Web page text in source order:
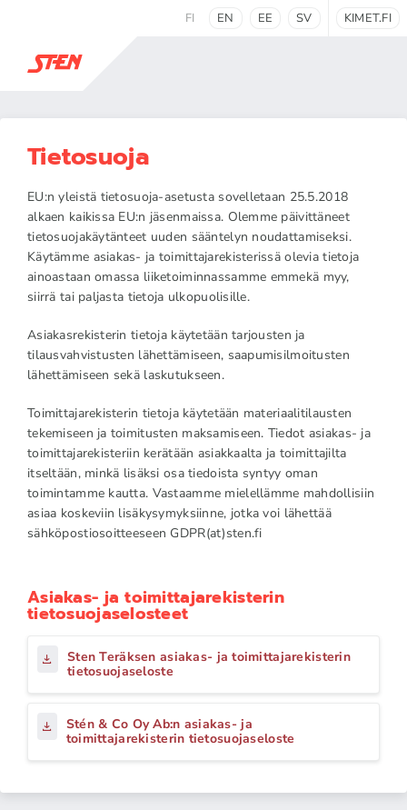
FI EN EE SV KIMET.FI
Tietosuoja
EU:n yleistä tietosuoja-asetusta sovelletaan 25.5.2018
alkaen kaikissa EU:n jäsenmaissa. Olemme päivittäneet
tietosuojakäytänteet uuden sääntelyn noudattamiseksi.
Käytämme asiakas- ja toimittajarekisterissä olevia tietoja
ainoastaan omassa liiketoiminnassamme emmekä myy,
siirrä tai paljasta tietoja ulkopuolisille.
Asiakasrekisterin tietoja käytetään tarjousten ja
tilausvahvistusten lähettämiseen, saapumisilmoitusten
lähettämiseen sekä laskutukseen.
Toimittajarekisterin tietoja käytetään materiaalitilausten
tekemiseen ja toimitusten maksamiseen. Tiedot asiakas- ja
toimittajarekisteriin kerätään asiakkaalta ja toimittajilta
itseltään, minkä lisäksi osa tiedoista syntyy oman
toimintamme kautta. Vastaamme mielellämme mahdollisiin
asiaa koskeviin lisäkysymyksiinne, jotka voi lähettää
sähköpostiosoitteeseen GDPR(at)sten.fi
Asiakas- ja toimittajarekisterin
tietosuojaselosteet
Sten Teräksen asiakas- ja toimittajarekisterin
tietosuojaseloste
Stén & Co Oy Ab:n asiakas- ja
toimittajarekisterin tietosuojaseloste